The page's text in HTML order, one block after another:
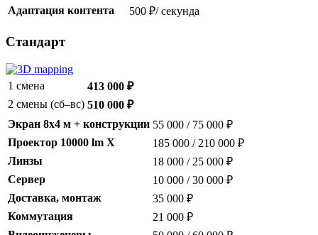
Адаптация контента
500 ₽/ секунда
Стандарт
1 смена
413 000 ₽
2 смены (сб–вс) 510 000 ₽
Экран 8x4 м + конструкции 55 000 / 75 000 ₽
Проектор 10000 lm X
185 000 / 210 000 ₽
Линзы
18 000 / 25 000 ₽
Сервер
10 000 / 30 000 ₽
Доставка, монтаж
35 000 ₽
Коммутация
21 000 ₽